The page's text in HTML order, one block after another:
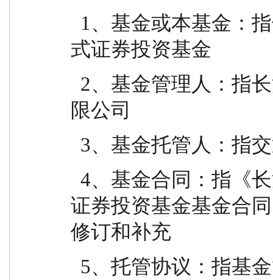
式证券投资基金
限公司
3、基金托管人：指
证券投资基金基金合
修订和补充